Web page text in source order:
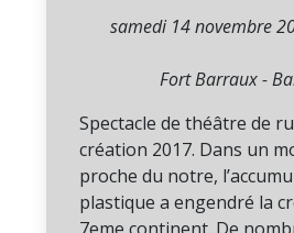
samedi 14 novembre
Fort Barraux -
Spectacle de théâtre de
création 2017. Dans un
proche du notre,
plastique a engendré la